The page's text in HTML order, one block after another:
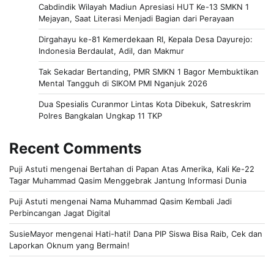
Cabdindik Wilayah Madiun Apresiasi HUT Ke-13 SMKN 1
Mejayan, Saat Literasi Menjadi Bagian dari Perayaan
Dirgahayu ke-81 Kemerdekaan RI, Kepala Desa Dayurejo:
Indonesia Berdaulat, Adil, dan Makmur
Tak Sekadar Bertanding, PMR SMKN 1 Bagor Membuktikan
Mental Tangguh di SIKOM PMI Nganjuk 2026
Dua Spesialis Curanmor Lintas Kota Dibekuk, Satreskrim
Polres Bangkalan Ungkap 11 TKP
Recent Comments
Puji Astuti mengenai Bertahan di Papan Atas Amerika, Kali Ke-22
Tagar Muhammad Qasim Menggebrak Jantung Informasi Dunia
Puji Astuti mengenai Nama Muhammad Qasim Kembali Jadi
Perbincangan Jagat Digital
SusieMayor mengenai Hati-hati! Dana PIP Siswa Bisa Raib, Cek dan
Laporkan Oknum yang Bermain!